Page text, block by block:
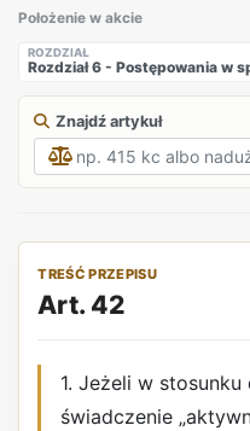
Położenie w akcie
ROZDZIAŁ
Rozdział 6 - Postępowania w
Znajdź artykuł
TREŚĆ PRZEPISU
Art. 42
1. Jeżeli w
świadczenie